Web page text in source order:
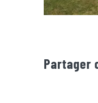
Partager